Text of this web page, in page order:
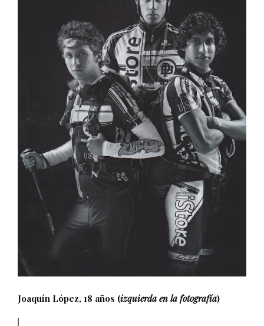
Joaquín López, 18 años (izquierda en la fotografía)